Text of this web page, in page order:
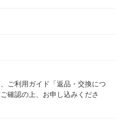
ご利用ガイド「返品・交換につ
確認の上、お申し込みくださ